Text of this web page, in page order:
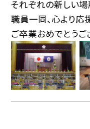
それぞれの新しい
職員一同、心より応
ご卒業おめでとうご